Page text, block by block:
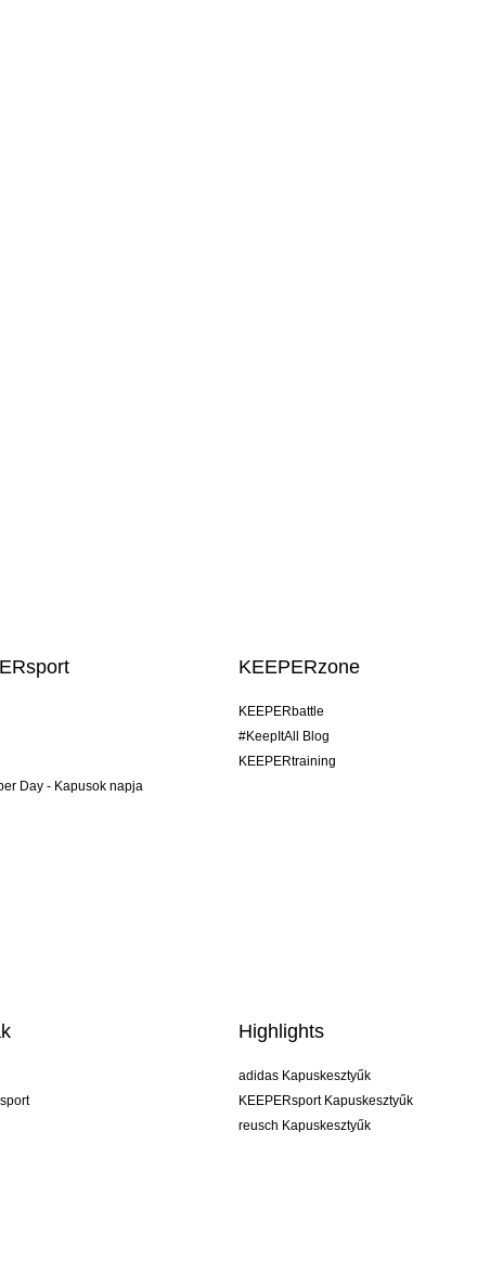
Day - Kapusok napja
KEEPERzone
KEEPERbattle
#KeepItAll Blog
KEEPERtraining
Highlights
adidas Kapuskesztyűk
KEEPERsport Kapuskesztyűk
reusch Kapuskesztyűk